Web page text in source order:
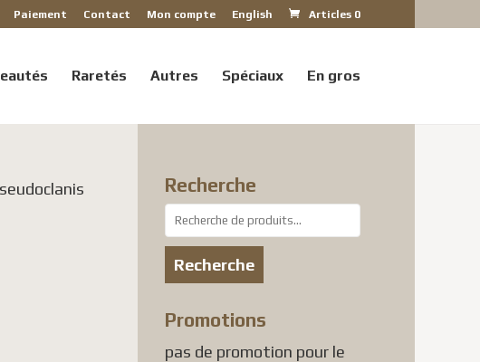
Paiement Contact Mon compte English Articles 0
Raretés Autres Spéciaux En gros
Recherche
Recherche
pour :
Recherche
Promotions
pas de promotion pour le